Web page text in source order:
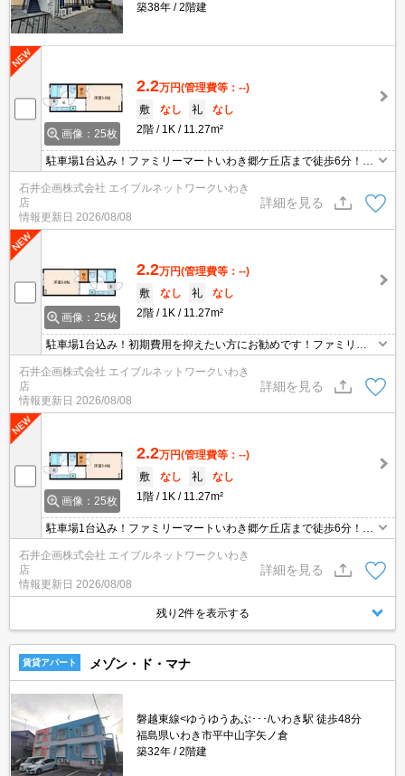
築38年
2階建
画像：25枚
2.2万円(管理費等：--)
敷
なし 礼
なし
2階
1K 11.27m²
駐車場1台込み！ファミリーマートいわき郷ケ丘店まで徒歩6分！初
期費用を抑えたい方にお勧めです！
石井企画株式会社 エイブルネットワークいわき
店
情報更新日 2026/08/08
詳細を見る
画像：25枚
2.2万円(管理費等：--)
敷
なし 礼
なし
2階
1K 11.27m²
駐車場1台込み！初期費用を抑えたい方にお勧めです！ファミリー
マートいわき郷ケ丘店まで徒歩6分！アクセントロスがオシャレな
お部屋です。
石井企画株式会社 エイブルネットワークいわき
店
情報更新日 2026/08/08
詳細を見る
画像：25枚
2.2万円(管理費等：--)
敷
なし 礼
なし
1階
1K 11.27m²
駐車場1台込み！ファミリーマートいわき郷ケ丘店まで徒歩6分！キ
ッチンの黒のアクセントロスがクールな印象です。初期費用を抑え
たい方にお勧めです！
石井企画株式会社 エイブルネットワークいわき
店
情報更新日 2026/08/08
詳細を見る
残り2件を表示する
賃貸アパート メゾン・ド・マナ
磐越東線<ゆうゆうあぶ･･･/いわき駅 徒歩48分
福島県いわき市平中山字矢ノ倉
築32年
2階建